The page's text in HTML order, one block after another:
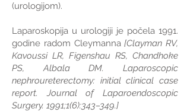
(urologijom).
Laparoskopija u urologiji je počela 1991.
godine radom Cleymanna[Clayman RV,
Kavoussi LR, Figenshau RS, Chandhoke
PS, Albala DM. Laparoscopic
nephroureterectomy: initial clinical case
report. Journal of Laparoendoscopic
Surgery. 1991;1(6):343–349.]